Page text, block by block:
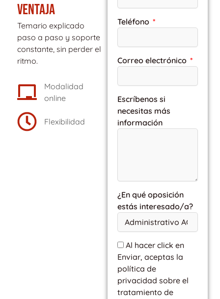
VENTAJA
Temario explicado
paso a paso y soporte
constante, sin perder el
ritmo.
Modalidad
online
Flexibilidad
Teléfono
Correo electrónico
Escríbenos si
necesitas más
información
¿En qué oposición
estás interesado/a?
Al hacer click en
Enviar, aceptas la
política de
privacidad sobre el
tratamiento de